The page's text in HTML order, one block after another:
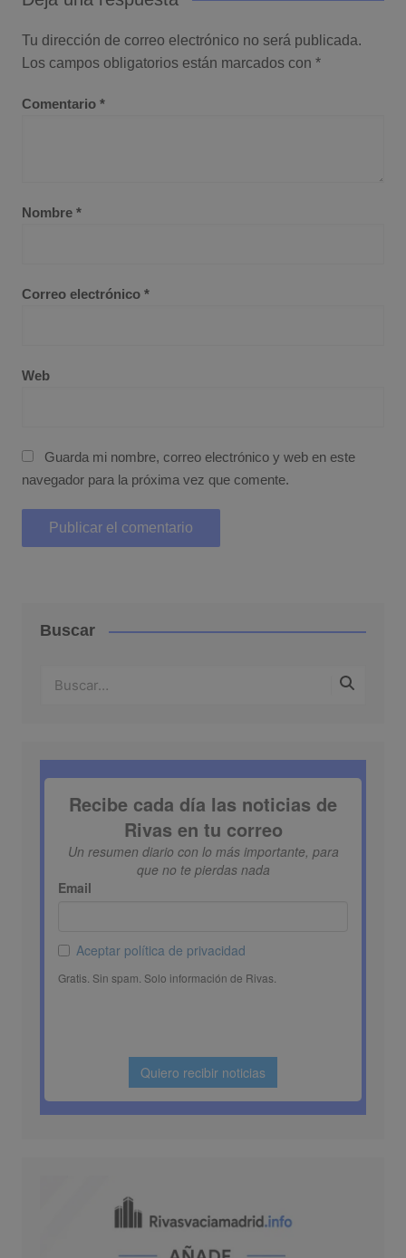
Tu dirección de correo electrónico no será publicada.
Los campos obligatorios están marcados con *
Comentario *
Nombre *
Correo electrónico *
Web
Guarda mi nombre, correo electrónico y web en este
navegador para la próxima vez que comente.
Buscar